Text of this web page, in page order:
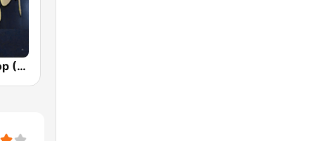
Planet Hip Hop (MRG.fm)